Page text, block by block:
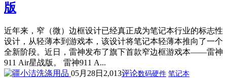
版
近年来，窄（微）边框设计已经真正成为笔记本行业的标志性
设计，从轻薄本到游戏本，该设计将笔记本轻薄本推向了一个
全新阶段。近日，雷神发布了旗下首款窄边框游戏本——雷神
911 Air星战版。 雷神911 A...
05月28日 2,013评论数码硬件 笔记本